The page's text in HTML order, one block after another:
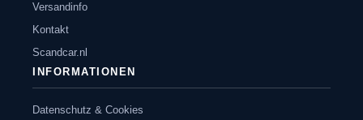
Versandinfo
Kontakt
Scandcar.nl
INFORMATIONEN
Datenschutz & Cookies